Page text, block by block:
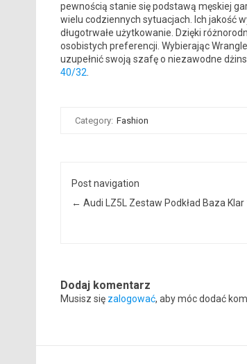
pewnością stanie się podstawą męskiej
wielu codziennych sytuacjach. Ich jakość
długotrwałe użytkowanie. Dzięki
osobistych preferencji. Wybierając
uzupełnić swoją szafę o niezawodne
40/32.
Category: Fashion
Post navigation
← Audi LZ5L Zestaw Podkład Baza Klar
Dodaj komentarz
Musisz się zalogować, aby móc dodać